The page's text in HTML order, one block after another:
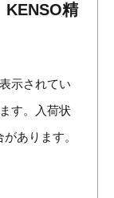
KENSO精
示されてい
す。入荷状
あります。